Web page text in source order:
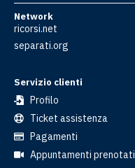
Network
ricorsi.net
separati.org
Servizio clienti
Profilo
Ticket assistenza
Pagamenti
Appuntamenti prenotati